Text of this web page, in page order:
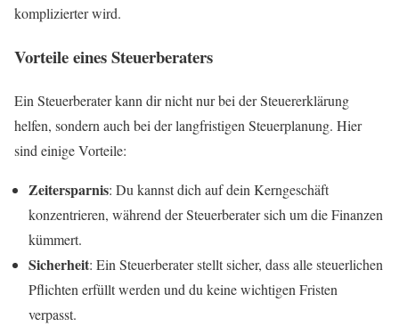
komplizierter wird.
Vorteile eines Steuerberaters
Ein Steuerberater kann dir nicht nur bei der Steuererklärung
helfen, sondern auch bei der langfristigen Steuerplanung. Hier
sind einige Vorteile:
Zeitersparnis: Du kannst dich auf dein Kerngeschäft
konzentrieren, während der Steuerberater sich um die Finanzen
kümmert.
Sicherheit: Ein Steuerberater stellt sicher, dass alle steuerlichen
Pflichten erfüllt werden und du keine wichtigen Fristen
verpasst.